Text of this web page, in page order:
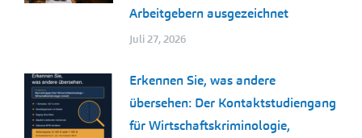
Arbeitgebern ausgezeichnet
Juli 27, 2026
Erkennen Sie, was andere
übersehen: Der Kontaktstudiengang
für Wirtschaftskriminologie,